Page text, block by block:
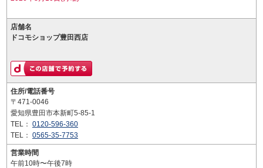
店舗名
ドコモショップ豊田西店
住所/電話番号
〒471-0046
愛知県豊田市本新町5-85-1
TEL： 0120-596-360
TEL： 0565-35-7753
営業時間
午前10時〜午後7時